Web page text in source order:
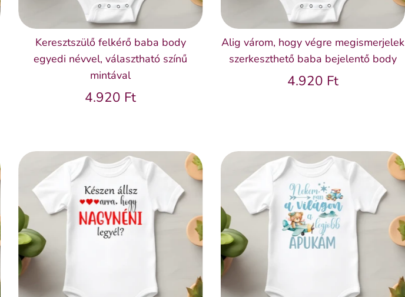
Keresztszülő felkérő baba body
egyedi névvel, választható színű
mintával
4.920 Ft
Alig várom, hogy végre megismerjelek
szerkeszthető baba bejelentő body
4.920 Ft